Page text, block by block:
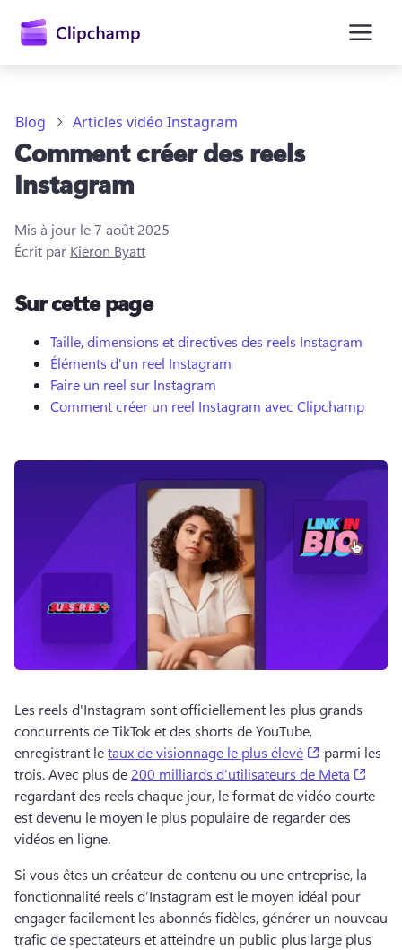
principal
Blog Articles vidéo Instagram
Comment créer des reels
Instagram
Mis à jour le7 août 2025
Écrit par Kieron Byatt
Sur cette page
Taille, dimensions et directives des reels Instagram
Éléments d'un reel Instagram
Faire un reel sur Instagram
Comment créer un reel Instagram avec Clipchamp
Les reels d'Instagram sont officiellement les plus grands
concurrents de TikTok et des shorts de YouTube,
enregistrant le taux de visionnage le plus élevé (opens in a
parmi les
trois. Avec plus de 200 milliards d'utilisateurs de Meta
regardant des reels chaque jour, le format de vidéo courte
est devenu le moyen le plus populaire de regarder des
vidéos en ligne.
Si vous êtes un créateur de contenu ou une entreprise, la
fonctionnalité reels d’Instagram est le moyen idéal pour
engager facilement les abonnés fidèles, générer un nouveau
trafic de spectateurs et atteindre un public plus large plus